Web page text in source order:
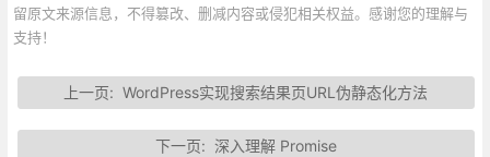
留原文来源信息，不得篡改、删减内容或侵犯相关权益。感谢您的理解与
支持！
上一页:WordPress实现搜索结果页URL伪静态化方法
下一页: 深入理解 Promise